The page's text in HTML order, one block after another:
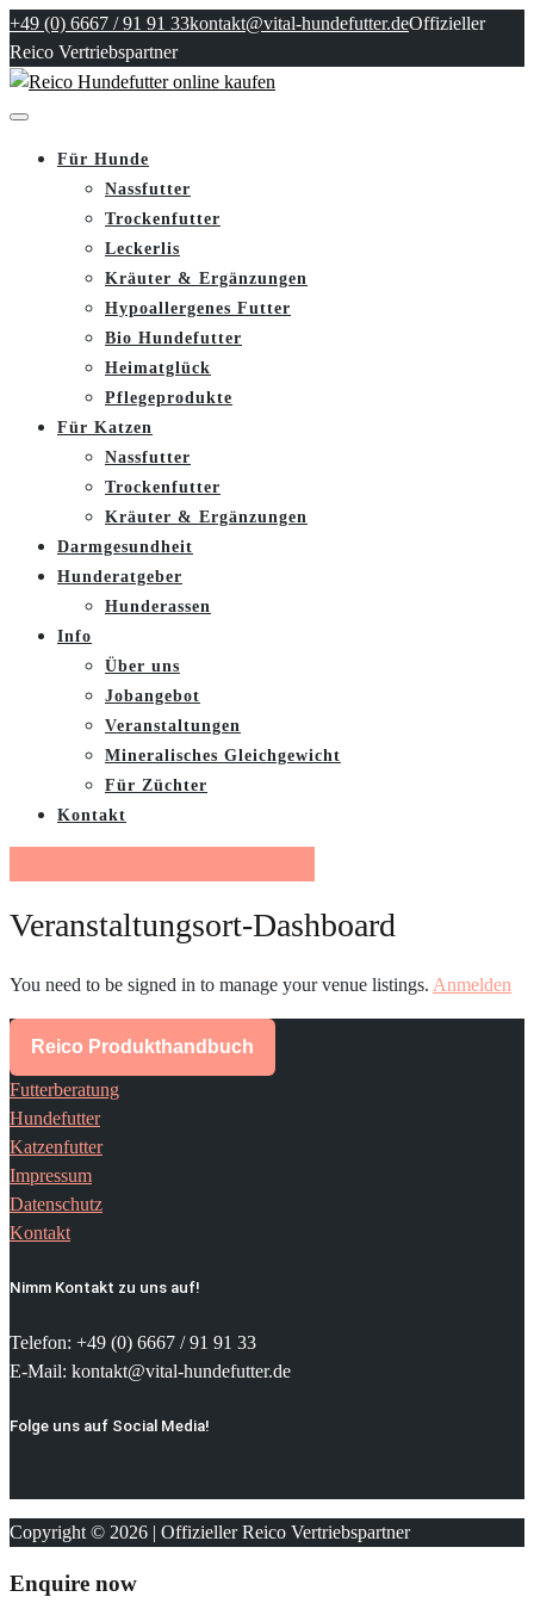
+49 (0) 6667 / 91 91 33kontakt@vital-hundefutter.deOffizieller
Reico Vertriebspartner
Für Hunde
Nassfutter
Trockenfutter
Leckerlis
Kräuter & Ergänzungen
Hypoallergenes Futter
Bio Hundefutter
Heimatglück
Pflegeprodukte
Für Katzen
Nassfutter
Trockenfutter
Kräuter & Ergänzungen
Darmgesundheit
Hunderatgeber
Hunderassen
Info
Über uns
Jobangebot
Veranstaltungen
Mineralisches Gleichgewicht
Für Züchter
Kontakt
Veranstaltungsort-Dashboard
You need to be signed in to manage your venue listings. Anmelden
Reico Produkthandbuch
Futterberatung
Hundefutter
Katzenfutter
Impressum
Datenschutz
Kontakt
Nimm Kontakt zu uns auf!
Telefon: +49 (0) 6667 / 91 91 33
E-Mail: kontakt@vital-hundefutter.de
Folge uns auf Social Media!
Copyright © 2026 | Offizieller Reico Vertriebspartner
Enquire now